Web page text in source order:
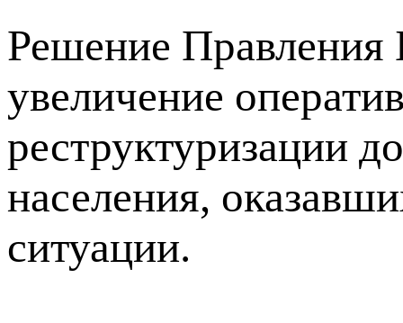
Решение Правления
увеличение
реструктуризации
населения,
ситуации.